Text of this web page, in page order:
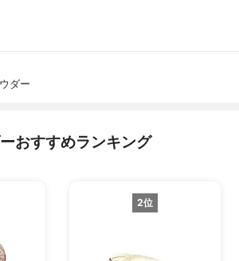
ダー
おすすめランキング
2位